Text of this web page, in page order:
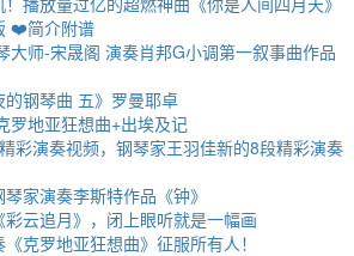
❤️简介附谱
大师-宋晟阁 演奏肖邦G小调第一叙事曲作品
的钢琴曲 五》罗曼耶卓
罗地亚狂想曲+出埃及记
彩演奏视频，钢琴家王羽佳新的8段精彩演奏
家演奏李斯特作品《钟》
云追月》，闭上眼听就是一幅画
克罗地亚狂想曲》征服所有人！